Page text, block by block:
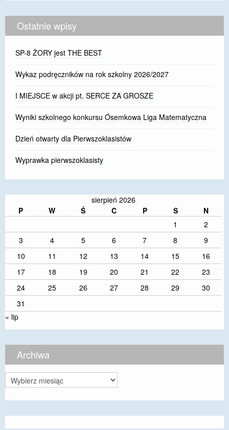
Ostatnie wpisy
SP-8 ŻORY jest THE BEST
Wykaz podręczników na rok szkolny 2026/2027
I MIEJSCE w akcji pt. SERCE ZA GROSZE
Wyniki szkolnego konkursu Ósemkowa Liga Matematyczna
Dzień otwarty dla Pierwszoklasistów
Wyprawka pierwszoklasisty
sierpień 2026
P
W Ś C P S
N
1
2
3
4 5 6 7 8
9
10
11 12 13 14 15
16
17
18 19 20 21 22
23
24
25 26 27 28 29
30
31
« lip
Archiwa
Archiwa